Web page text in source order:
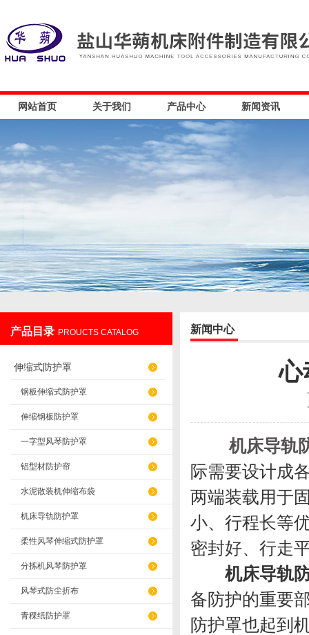
盐山华蒴机床附件制造有限公司
网站首页 关于我们 产品中心 新闻资讯
产品目录 PROUCTS CATALOG
伸缩式防护罩
钢板伸缩式防护罩
伸缩钢板防护罩
一字型风琴防护罩
铝型材防护帘
水泥散装机伸缩布袋
机床导轨防护罩
柔性风琴伸缩式防护罩
分拣机风琴防护罩
风琴式防尘折布
青稞纸防护罩
新闻中心
心
机床导轨
际需要设计成
两端装载用于
小、行程长等
密封好、行走
机床导轨
备防护的重要
防护罩也起到